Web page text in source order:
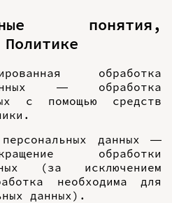
понятия,
обработка
— обработка
с помощью средств
данных —
обработки
(за исключением
необходима для
данных).